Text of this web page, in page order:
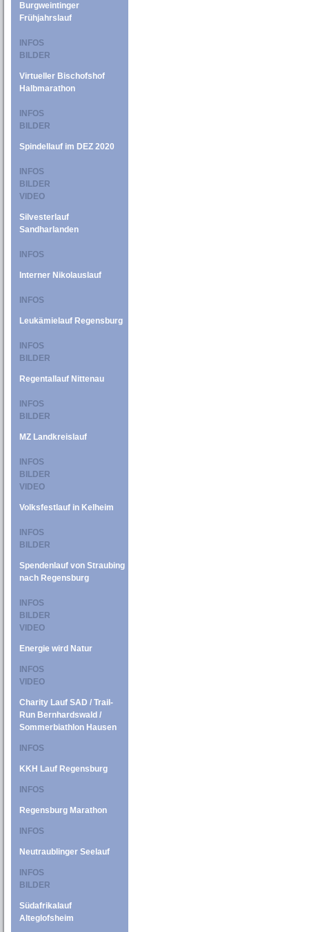
Burgweintinger
Frühjahrslauf
INFOS
BILDER
Virtueller Bischofshof
Halbmarathon
INFOS
BILDER
Spindellauf im DEZ 2020
INFOS
BILDER
VIDEO
Silvesterlauf
Sandharlanden
INFOS
Interner Nikolauslauf
INFOS
Leukämielauf Regensburg
INFOS
BILDER
Regentallauf Nittenau
INFOS
BILDER
MZ Landkreislauf
INFOS
BILDER
VIDEO
Volksfestlauf in Kelheim
INFOS
BILDER
Spendenlauf von Straubing
nach Regensburg
INFOS
BILDER
VIDEO
Energie wird Natur
INFOS
VIDEO
Charity Lauf SAD / Trail-
Run Bernhardswald /
Sommerbiathlon Hausen
INFOS
KKH Lauf Regensburg
INFOS
Regensburg Marathon
INFOS
Neutraublinger Seelauf
INFOS
BILDER
Südafrikalauf
Alteglofsheim